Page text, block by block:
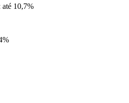
10,7%